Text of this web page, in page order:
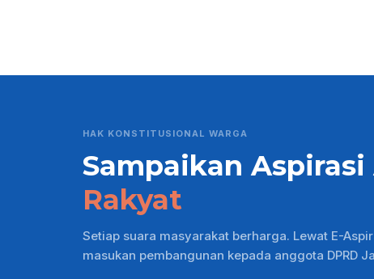
HAK KONSTITUSIONAL WARGA
Sampaikan
Rakyat
Setiap suara masyarakat berharga. Lewat E-
masukan pembangunan kepada anggota